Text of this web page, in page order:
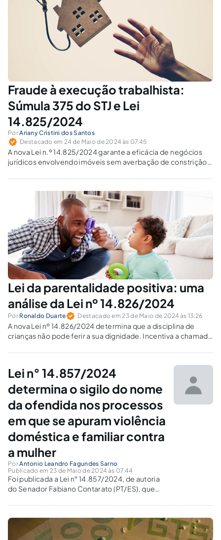
Fraude à execução trabalhista:
Súmula 375 do STJ e Lei
14.825/2024
PorAriany Cristini dos Santos
Destacado em 24 de Maio de 2024 às 07:45
A nova Lei n.º 14.825/2024 garante a eficácia de negócios
jurídicos envolvendo imóveis sem averbação de constrição
Lei da parentalidade positiva: uma
análise da Lei nº 14.826/2024
Por Ronaldo Duarte Destacado em 23 de Maio de 2024 às 13:26
A nova Lei nº 14.826/2024 determina que a disciplina de
crianças não pode ferir a sua dignidade. Incentiva a chamada
Lei n° 14.857/2024
determina o sigilo do nome
da ofendida nos processos
em que se apuram violência
doméstica e familiar contra
a mulher
PorAntonio Leandro Fagundes Sarno
Publicado em 23 de Maio de 2024 às 07:44
Foi publicada a Lei n° 14.857/2024, de autoria
do Senador Fabiano Contarato (PT/ES), que
vítima de violência doméstica e familiar dentro
dos procedimentos judiciais. A presente lei
federal acrescentou o Art. 17-A...